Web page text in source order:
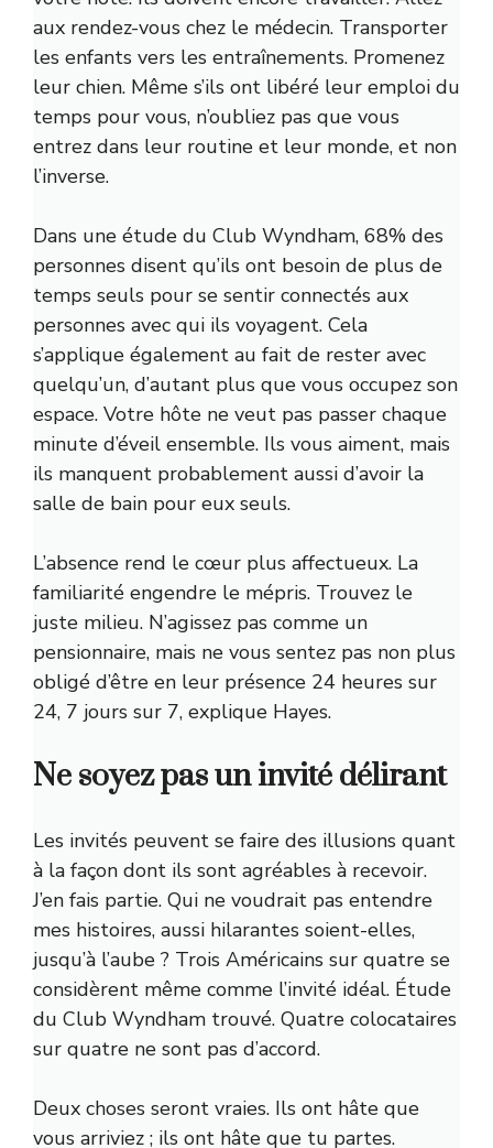
aux rendez-vous chez le médecin. Transporter
les enfants vers les entraînements. Promenez
leur chien. Même s’ils ont libéré leur emploi du
temps pour vous, n’oubliez pas que vous
entrez dans leur routine et leur monde, et non
l’inverse.
Dans une étude du Club Wyndham, 68% des
personnes disent qu’ils ont besoin de plus de
temps seuls pour se sentir connectés aux
personnes avec qui ils voyagent. Cela
s’applique également au fait de rester avec
quelqu’un, d’autant plus que vous occupez son
espace. Votre hôte ne veut pas passer chaque
minute d’éveil ensemble. Ils vous aiment, mais
ils manquent probablement aussi d’avoir la
salle de bain pour eux seuls.
L’absence rend le cœur plus affectueux. La
familiarité engendre le mépris. Trouvez le
juste milieu. N’agissez pas comme un
pensionnaire, mais ne vous sentez pas non plus
obligé d’être en leur présence 24 heures sur
24, 7 jours sur 7, explique Hayes.
Ne soyez pas un invité délirant
Les invités peuvent se faire des illusions quant
à la façon dont ils sont agréables à recevoir.
J’en fais partie. Qui ne voudrait pas entendre
mes histoires, aussi hilarantes soient-elles,
jusqu’à l’aube ? Trois Américains sur quatre se
considèrent même comme l’invité idéal. Étude
du Club Wyndham trouvé. Quatre colocataires
sur quatre ne sont pas d’accord.
Deux choses seront vraies. Ils ont hâte que
vous arriviez ; ils ont hâte que tu partes.